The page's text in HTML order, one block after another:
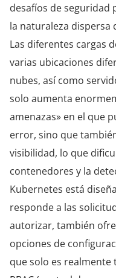
desafíos de seguridad
la naturaleza dispersa
Las diferentes cargas
varias ubicaciones
nubes, así como
solo aumenta
amenazas» en el que
error, sino que
visibilidad, lo que
contenedores y la
Kubernetes está
responde a las
autorizar, también
opciones de
que solo es realmente